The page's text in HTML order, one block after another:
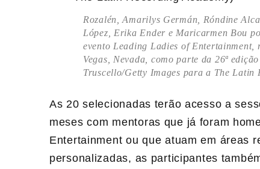
Rozalén, Amarilys Germán, Róndine
López, Erika Ender e Maricarmen Bou
evento Leading Ladies of Entertainment,
Vegas, Nevada, como parte da 26ª
Truscello/Getty Images para a The Latin
As 20 selecionadas terão acesso a
meses com mentoras que já foram
Entertainment ou que atuam em áreas
personalizadas, as participantes